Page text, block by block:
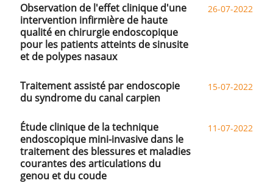
26-07-2022
Observation de l'effet clinique d'une
intervention infirmière de haute
qualité en chirurgie endoscopique
pour les patients atteints de sinusite
et de polypes nasaux
15-07-2022
Traitement assisté par endoscopie
du syndrome du canal carpien
11-07-2022
Étude clinique de la technique
endoscopique mini-invasive dans le
traitement des blessures et maladies
courantes des articulations du
genou et du coude